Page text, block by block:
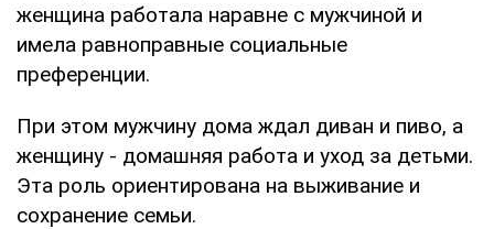
женщина работала наравне с мужчиной и
имела равноправные социальные
преференции.
При этом мужчину дома ждал диван и пиво, а
женщину - домашняя работа и уход за детьми.
Эта роль ориентирована на выживание и
сохранение семьи.